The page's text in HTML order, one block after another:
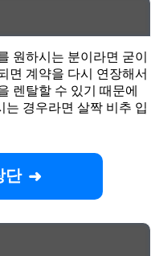
원하시는 분이라면 굳이
면 계약을 다시 연장해서
렌탈할 수 있기 때문에
는 경우라면 살짝 비추 입
단